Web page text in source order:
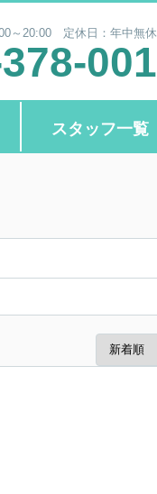
～20:00 定休日：年中無休
001
スタッフ一覧